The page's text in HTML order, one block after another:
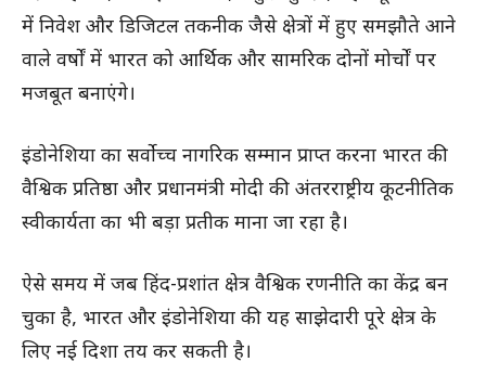
में निवेश और डिजिटल तकनीक जैसे क्षेत्रों में हुए समझौते आने
वाले वर्षों में भारत को आर्थिक और सामरिक दोनों मोर्चों पर
मजबूत बनाएंगे।
इंडोनेशिया का सर्वोच्च नागरिक सम्मान प्राप्त करना भारत की
वैश्विक प्रतिष्ठा और प्रधानमंत्री मोदी की अंतरराष्ट्रीय कूटनीतिक
स्वीकार्यता का भी बड़ा प्रतीक माना जा रहा है।
ऐसे समय में जब हिंद-प्रशांत क्षेत्र वैश्विक रणनीति का केंद्र बन
चुका है, भारत और इंडोनेशिया की यह साझेदारी पूरे क्षेत्र के
लिए नई दिशा तय कर सकती है।